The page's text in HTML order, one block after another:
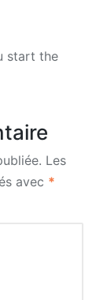
start the
Les
avec *